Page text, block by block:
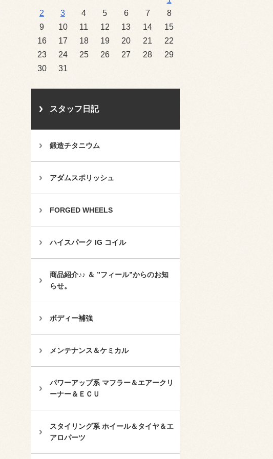
2
3 4 5 6 7
8
9
10 11 12 13 14
15
16
17 18 19 20 21
22
23
24 25 26 27 28
29
30
31
スタッフ日記
鍛造チタニウム
アダムスポリッシュ
FORGED WHEELS
ハイスパーク IG コイル
商品紹介♪♪ ＆ ”フィール”からのお知
らせ。
ボディー補強
メンテナンス＆ケミカル
パワーアップ系 マフラー＆エアークリ
ーナー＆ＥＣＵ
スタイリング系 ホイール＆タイヤ＆エ
アロパーツ